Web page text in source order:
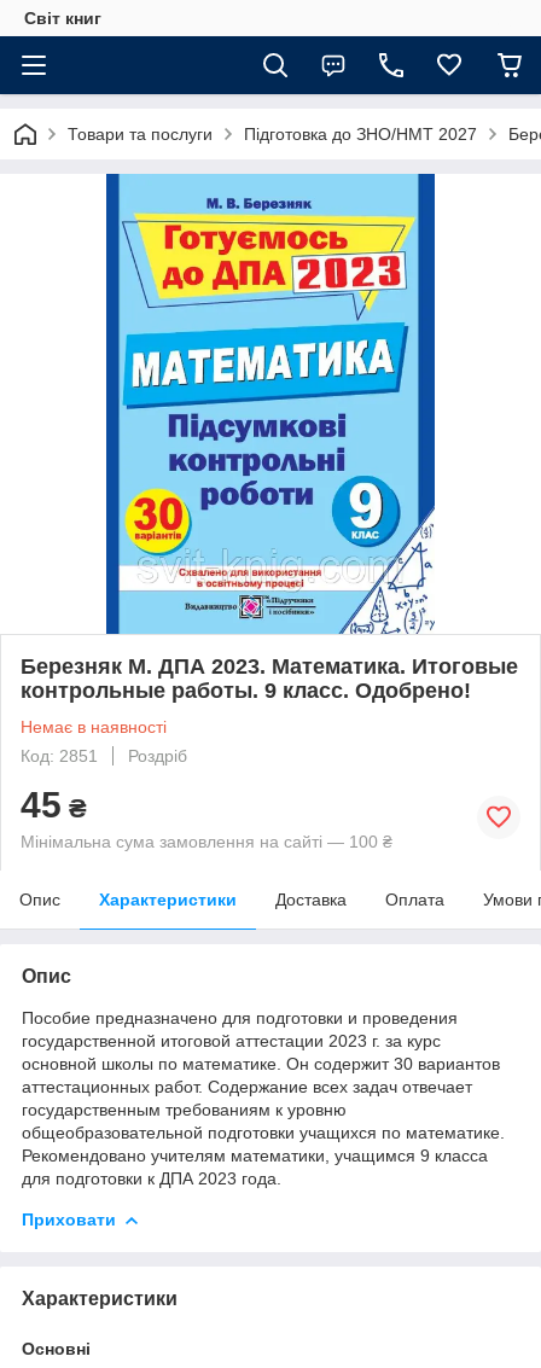
Світ книг
Товари та послуги Підготовка до ЗНО/НМТ 2027
Березняк М. ДПА 2023. Математика. Итоговые
контрольные работы. 9 класс. Одобрено!
Немає в наявності
Код: 2851
Роздріб
45 ₴
Мінімальна сума замовлення на сайті — 100 ₴
Опис Характеристики Доставка Оплата Умови
Опис
Пособие предназначено для подготовки и проведения
государственной итоговой аттестации 2023 г. за курс
основной школы по математике. Он содержит 30 вариантов
аттестационных работ. Содержание всех задач отвечает
государственным требованиям к уровню
общеобразовательной подготовки учащихся по математике.
Рекомендовано учителям математики, учащимся 9 класса
для подготовки к ДПА 2023 года.
Приховати
Характеристики
Основні